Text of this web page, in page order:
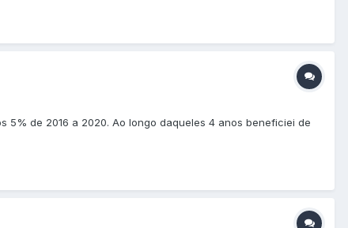
5% de 2016 a 2020. Ao longo daqueles 4 anos beneficiei de